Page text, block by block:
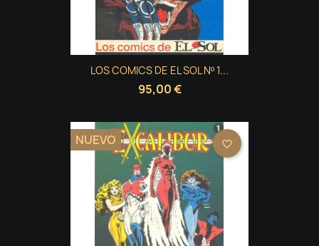
LOS COMICS DE EL SOL Nº 1...
95,00 €
NUEVO favorite_border